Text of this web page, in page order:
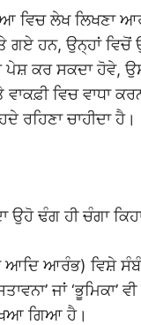
ਵਿਚ ਲੇਖ ਲਿਖਣਾ
ਗਏ ਹਨ, ਉਨ੍ਹਾਂ
ਪੇਸ਼ ਕਰ ਸਕਦਾ ਹੋਵੇ,
ਵਿਚ ਵਾਧਾ
ਰਹਿਣਾ ਚਾਹੀਦਾ ਹੈ।
ਉਹੋ ਢੰਗ ਹੀ ਚੰਗਾ
ਆਰੰਭ) ਵਿਸ਼ੇ
ਜਾਂ
ਗਿਆ ਹੈ।